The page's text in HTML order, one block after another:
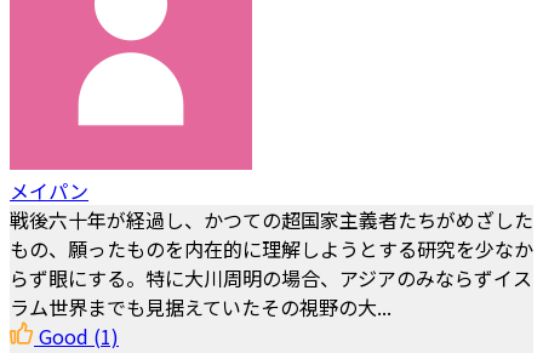
メイパン
戦後六十年が経過し、かつての超国家主義者たちがめざした
もの、願ったものを内在的に理解しようとする研究を少なか
らず眼にする。特に大川周明の場合、アジアのみならずイス
ラム世界までも見据えていたその視野の大...
Good (1)